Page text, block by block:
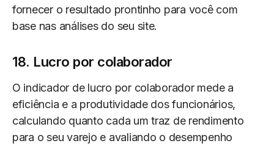
fornecer o resultado prontinho para você com
base nas análises do seu site.
18. Lucro por colaborador
O indicador de lucro por colaborador mede a
eficiência e a produtividade dos funcionários,
calculando quanto cada um traz de rendimento
para o seu varejo e avaliando o desempenho